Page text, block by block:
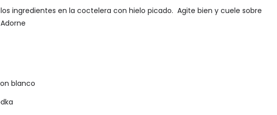
ingredientes en la coctelera con hielo picado. Agite bien y cuele sobre
blanco